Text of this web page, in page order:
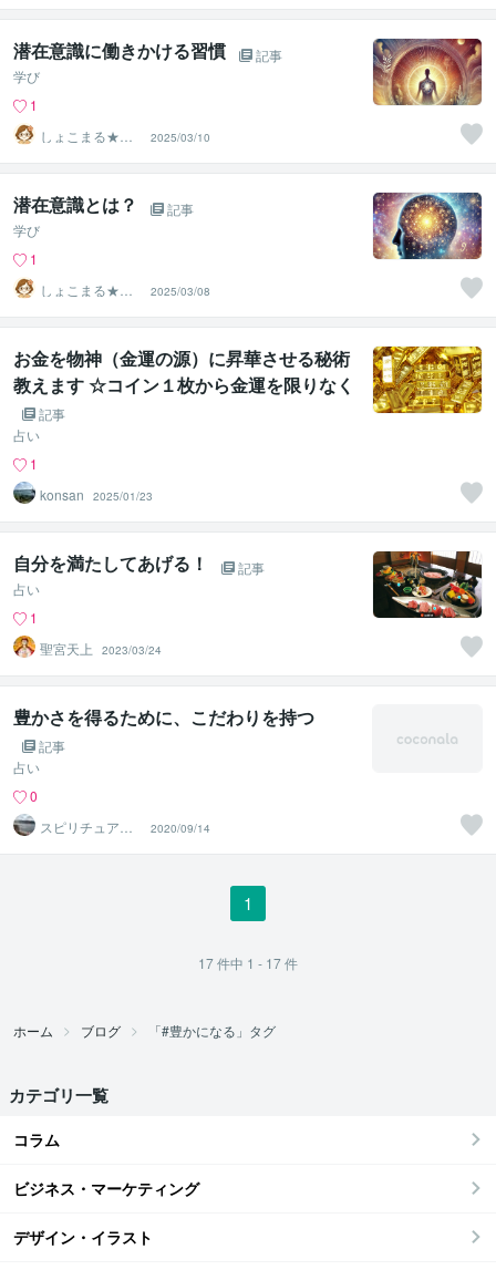
潜在意識に働きかける習慣
記事
学び
1
しょこまる★夢
を叶える専門家
2025/03/10
潜在意識とは？
記事
学び
1
しょこまる★夢
を叶える専門家
2025/03/08
お金を物神（金運の源）に昇華させる秘術
教えます ☆コイン１枚から金運を限りなく
引き出すマジシャンの秘技☆
記事
占い
1
konsan
2025/01/23
自分を満たしてあげる！
記事
占い
1
聖宮天上
2023/03/24
豊かさを得るために、こだわりを持つ
記事
占い
0
スピリチュアル
カウンセラー沙
耶美
2020/09/14
1
17件中 1 - 17件
ホーム ブログ 「#豊かになる」タグ
カテゴリ一覧
コラム
ビジネス・マーケティング
デザイン・イラスト